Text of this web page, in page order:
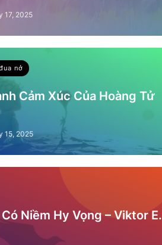
17, 2025
nở
Cảm Xúc Của Hoàng Tử
15, 2025
Niềm Hy Vọng – Viktor E.